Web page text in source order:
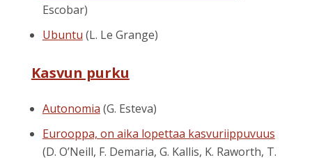
Escobar)
Ubuntu (L. Le Grange)
Kasvun purku
Autonomia (G. Esteva)
Eurooppa, on aika lopettaa kasvuriippuvuus
(D. O’Neill, F. Demaria, G. Kallis, K. Raworth, T.